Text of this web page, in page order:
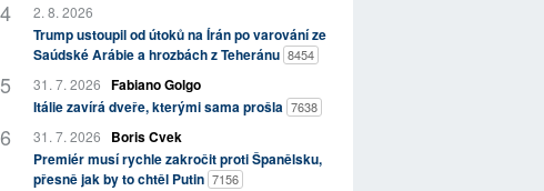
2. 8. 2026
Trump ustoupil od útoků na Írán po varování ze
Saúdské Arábie a hrozbách z Teheránu 8454
31. 7. 2026 Fabiano Golgo
Itálie zavírá dveře, kterými sama prošla 7638
31. 7. 2026
Boris Cvek
Premiér musí rychle zakročit proti Španělsku,
přesně jak by to chtěl Putin 7156